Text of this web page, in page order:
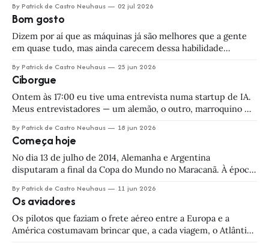
numa história chamada Oblívia, que contava da descoberta
de um hibisco mágico que dava aos moradores de uma
fazenda a capacidade
By Patrick de Castro Neuhaus 02 jul 2026
Bom gosto
Dizem por aí que as máquinas já são melhores que a gente
em quase tudo, mas ainda carecem dessa habilidade
bom gosto. Eu discordo. Quem fala uma coisa dessa
subestima tanto o poder da alma quanto o da cafonice
By Patrick de Castro Neuhaus 25 jun 2026
Ciborgue
Ontem às 17:00 eu tive uma entrevista numa startup de IA.
Meus entrevistadores — um alemão, o outro, marroquino —
um corredor estreito até uma salinha com três poltronas e
By Patrick de Castro Neuhaus 18 jun 2026
Começa hoje
No dia 13 de julho de 2014, Alemanha e Argentina
disputaram a final da Copa do Mundo no Maracanã. À época,
com meus pais e minha tia. Nosso hotelzinho ficava a duas
quadras do Fifa Fan Festival, onde eu pretendia assistir
By Patrick de Castro Neuhaus 11 jun 2026
Os aviadores
Os pilotos que faziam o frete aéreo entre a Europa e a
América costumavam brincar que, a cada viagem, o Atlântico